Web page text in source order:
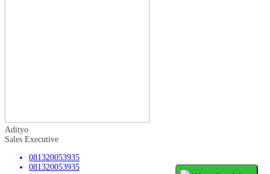
Adityo
Sales Executive
081320053935
081320053935